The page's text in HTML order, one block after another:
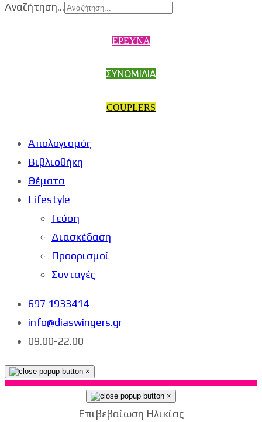
Αναζήτηση...
ΕΡΕΥΝΑ
ΣΥΝΟΜΙΛΙΑ
COUPLERS
Απολογισμός
Βιβλιοθήκη
Θέματα
Lifestyle
Γεύση
Διασκέδαση
Προορισμοί
Συνταγές
697 1933414
info@diaswingers.gr
09.00-22.00
×
×
Επιβεβαίωση Ηλικίας